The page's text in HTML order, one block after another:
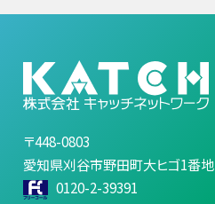
〒448-0803
愛知県刈谷市野田町大ヒゴ1番地
0120-2-39391